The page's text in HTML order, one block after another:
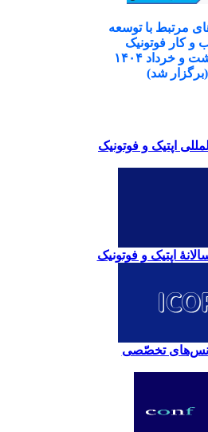
مرتبط با توسعه
کار فوتونیک
و خرداد ۱۴۰۴
شد)
اپتیک و فوتونیک
اپتیک و فوتونیک
تخصّصی